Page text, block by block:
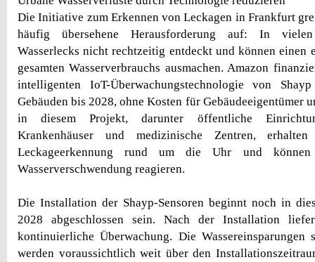
Die Initiative zum Erkennen von Leckagen in Frankfurt
häufig übersehene Herausforderung auf: In
Wasserlecks nicht rechtzeitig entdeckt und können einen
gesamten Wasserverbrauchs ausmachen. Amazon
intelligenten IoT-Überwachungstechnologie von
Gebäuden bis 2028, ohne Kosten für Gebäudeeigentümer
in diesem Projekt, darunter öffentliche
Krankenhäuser und medizinische Zentren,
Leckageerkennung rund um die Uhr und
Wasserverschwendung reagieren.
Die Installation der Shayp-Sensoren beginnt noch in
2028 abgeschlossen sein. Nach der Installation
kontinuierliche Überwachung. Die
werden voraussichtlich weit über den